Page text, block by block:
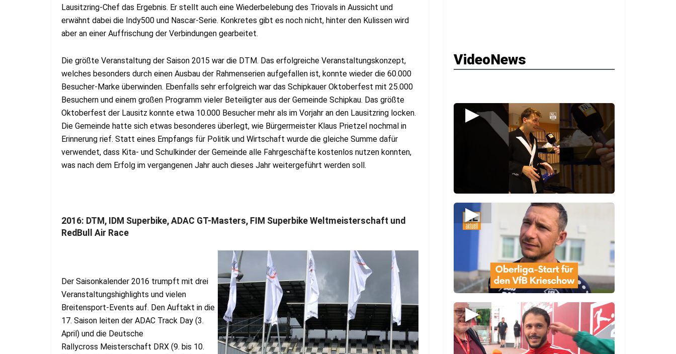
Lausitzring-Chef das Ergebnis. Er stellt auch eine Wiederbelebung des Triovals in Aussicht und
erwähnt dabei die Indy500 und Nascar-Serie. Konkretes gibt es noch nicht, hinter den Kulissen wird
aber an einer Auffrischung der Verbindungen gearbeitet.
Die größte Veranstaltung der Saison 2015 war die DTM. Das erfolgreiche Veranstaltungskonzept,
welches besonders durch einen Ausbau der Rahmenserien aufgefallen ist, konnte wieder die 60.000
Besucher-Marke überwinden. Ebenfalls sehr erfolgreich war das Schipkauer Oktoberfest mit 25.000
Besuchern und einem großen Programm vieler Beteiligter aus der Gemeinde Schipkau. Das größte
Oktoberfest der Lausitz konnte etwa 10.000 Besucher mehr als im Vorjahr an den Lausitzring locken.
Die Gemeinde hatte sich etwas besonderes überlegt, wie Bürgermeister Klaus Prietzel nochmal in
Erinnerung rief. Statt eines Empfangs für Politik und Wirtschaft wurde die gleiche Summe dafür
verwendet, dass Kita- und Schulkinder der Gemeinde alle Fahrgeschäfte kostenlos nutzen konnten,
was nach dem Erfolg im vergangenen Jahr auch dieses Jahr weitergeführt werden soll.
2016: DTM, IDM Superbike, ADAC GT-Masters, FIM Superbike Weltmeisterschaft und
RedBull Air Race
Der Saisonkalender 2016 trumpft mit drei
Veranstaltungshighlights und vielen
Breitensport-Events auf. Den Auftakt in die
17. Saison leiten der ADAC Track Day (3.
April) und die Deutsche
Rallycross Meisterschaft DRX (9. bis 10.
VideoNews
▶
▶
▶